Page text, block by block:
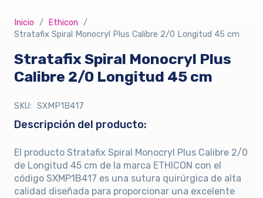
Inicio / Ethicon /
Stratafix Spiral Monocryl Plus Calibre 2/0 Longitud 45 cm
Stratafix Spiral Monocryl Plus
Calibre 2/0 Longitud 45 cm
SKU: SXMP1B417
Descripción del producto:
El producto Stratafix Spiral Monocryl Plus Calibre 2/0
de Longitud 45 cm de la marca ETHICON con el
código SXMP1B417 es una sutura quirúrgica de alta
calidad diseñada para proporcionar una excelente